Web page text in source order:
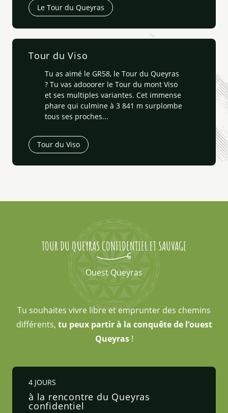
Le Tour du Queyras
Tour du Viso
Tu as aimé le GR58, le Tour du Queyras
? Tu vas adooorer le Tour du mont Viso
et ses multiples variantes. Cet immense
phare qui culmine à 3 841 m surplombe
tous ses proches...
Tour du Viso
TOUR DU QUEYRAS CONFIDENTIEL ET SAUVAGE
Ouest Queyras
Tu souhaites vivre libre et emprunter des chemins
différents, tu peux partir à la conquête de l’ouest
Queyras!
4 JOURS
à la rencontre du Queyras
confidentiel